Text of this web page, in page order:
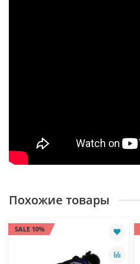
Похожие товары
SALE 10%